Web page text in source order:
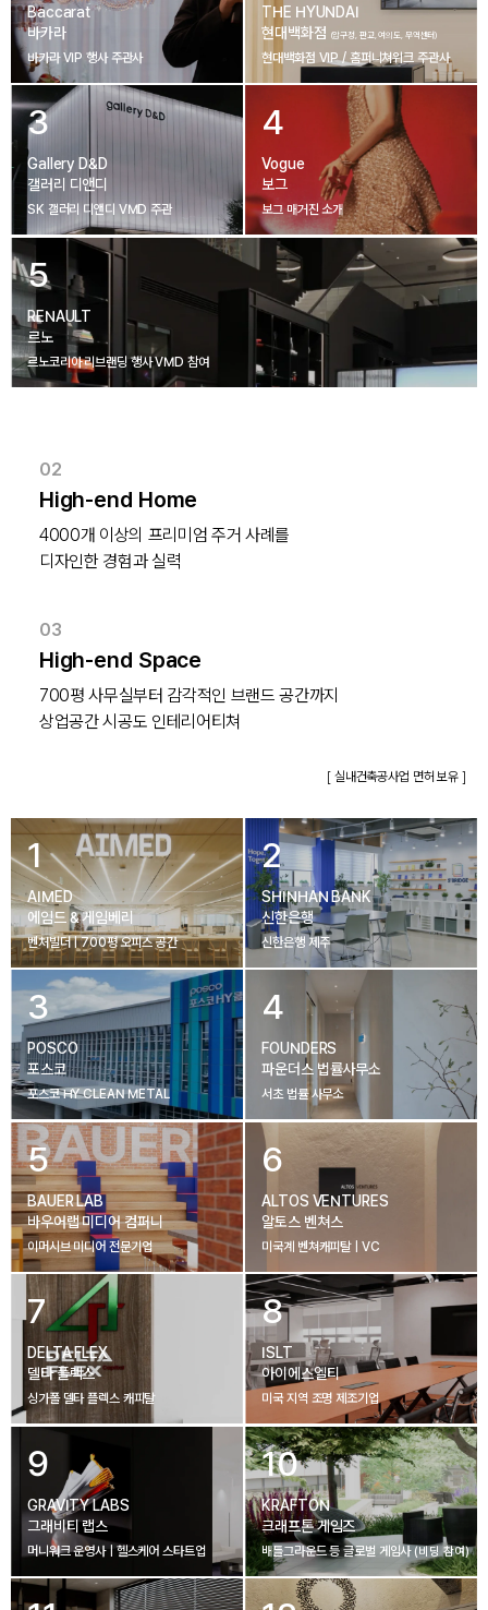
Baccarat
바카라
바카라 VIP 행사 주관사
THE HYUNDAI
현대백화점 (압구정, 판교, 여의도, 무역센터)
현대백화점 VIP / 홈퍼니쳐위크 주관사
3
Gallery D&D
갤러리 디앤디
SK 갤러리 디앤디 VMD 주관
4
Vogue
보그
보그 매거진 소개
5
RENAULT
르노
르노코리아 리브랜딩 행사 VMD 참여
02
High-end Home
4000개 이상의 프리미엄 주거 사례를
디자인한 경험과 실력
03
High-end Space
700평 사무실부터 감각적인 브랜드 공간까지
상업공간 시공도 인테리어티쳐
[ 실내건축공사업 면허 보유 ]
1
AIMED
에임드 & 게임베리
벤처빌더 | 700평 오피스 공간
2
SHINHAN BANK
신한은행
신한은행 제주
3
POSCO
포스코
포스코 HY CLEAN METAL
4
FOUNDERS
파운더스 법률사무소
서초 법률 사무소
5
BAUER LAB
바우어랩 미디어 컴퍼니
이머시브 미디어 전문기업
6
ALTOS VENTURES
알토스 벤쳐스
미국계 벤쳐캐피탈 | VC
7
DELTA FLEX
델타 플렉스
싱가폴 델타 플렉스 캐피탈
8
ISLT
아이에스엘티
미국 지역 조명 제조기업
9
GRAVITY LABS
그래비티 랩스
머니워크 운영사 | 헬스케어 스타트업
10
KRAFTON
크래프톤 게임즈
배틀그라운드 등 글로벌 게임사 (비딩 참여)